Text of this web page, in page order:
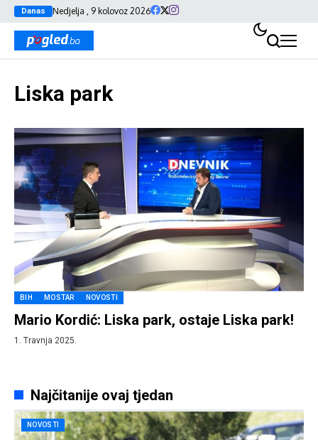
Danas Nedjelja , 9 kolovoz 2026
Liska park
BIH MOSTAR NOVOSTI
Mario Kordić: Liska park, ostaje Liska park!
1. Travnja 2025.
Najčitanije ovaj tjedan
NOVOSTI